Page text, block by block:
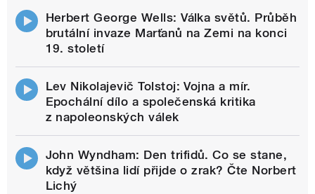
Herbert George Wells: Válka světů. Průběh
brutální invaze Marťanů na Zemi na konci
19. století
Lev Nikolajevič Tolstoj: Vojna a mír.
Epochální dílo a společenská kritika
z napoleonských válek
John Wyndham: Den trifidů. Co se stane,
když většina lidí přijde o zrak? Čte Norbert
Lichý